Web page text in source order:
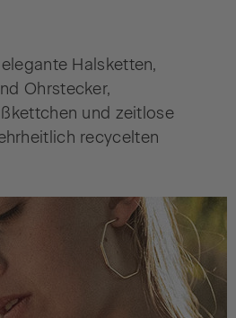
Halsketten,
Ohrstecker,
und zeitlose
recycelten